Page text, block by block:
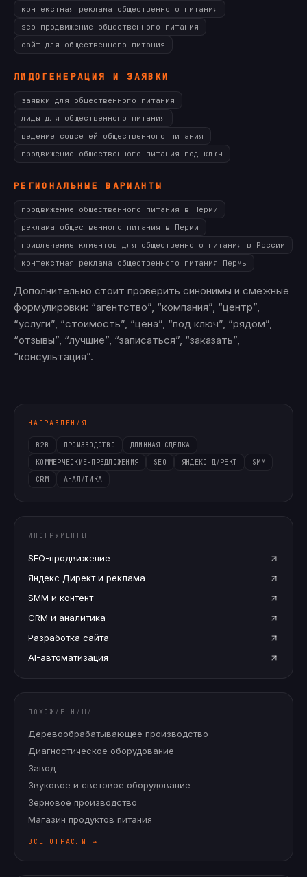
контекстная реклама общественного питания
seo продвижение общественного питания
сайт для общественного питания
ЛИДОГЕНЕРАЦИЯ И ЗАЯВКИ
заявки для общественного питания
лиды для общественного питания
ведение соцсетей общественного питания
продвижение общественного питания под ключ
РЕГИОНАЛЬНЫЕ ВАРИАНТЫ
продвижение общественного питания в Перми
реклама общественного питания в Перми
привлечение клиентов для общественного питания в России
контекстная реклама общественного питания Пермь
Дополнительно стоит проверить синонимы и смежные
формулировки: “агентство”, “компания”, “центр”,
“услуги”, “стоимость”, “цена”, “под ключ”, “рядом”,
“отзывы”, “лучшие”, “записаться”, “заказать”,
“консультация”.
НАПРАВЛЕНИЯ
B2B ПРОИЗВОДСТВО
ДЛИННАЯ СДЕЛКА
КОММЕРЧЕСКИЕ-ПРЕДЛОЖЕНИЯ
SEO ЯНДЕКС ДИРЕКТ
SMM
CRM
АНАЛИТИКА
ИНСТРУМЕНТЫ
SEO-продвижение
Яндекс Директ и реклама
SMM и контент
CRM и аналитика
Разработка сайта
AI-автоматизация
ПОХОЖИЕ НИШИ
Деревообрабатывающее производство
Диагностическое оборудование
Завод
Звуковое и световое оборудование
Зерновое производство
Магазин продуктов питания
ВСЕ ОТРАСЛИ →